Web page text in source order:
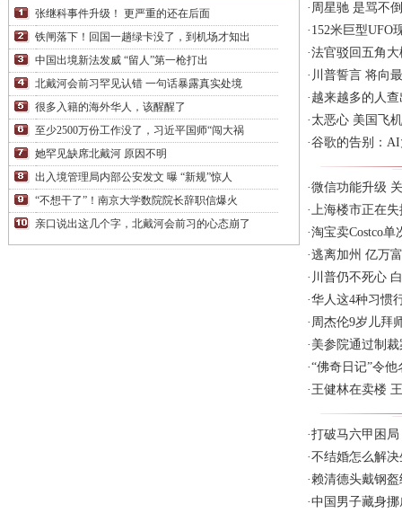
张继科事件升级！ 更严重的还在后面
铁闸落下！回国一趟绿卡没了，到机场才知出
中国出境新法发威 “留人”第一枪打出
北戴河会前习罕见认错 一句话暴露真实处境
很多入籍的海外华人，该醒醒了
至少2500万份工作没了，习近平国师“闯大祸
她罕见缺席北戴河 原因不明
出入境管理局内部公安发文 曝 “新规”惊人
“不想干了”！南京大学数院院长辞职信爆火
亲口说出这几个字，北戴河会前习的心态崩了
· 周星驰 是骂不
· 152米巨型UFO
·法官驳回五角
· 川普誓言 将向
· 越来越多的人
· 太恶心 美国飞
·谷歌的告别：
·微信功能升级
·上海楼市正在失
·淘宝卖Costco
·逃离加州 亿万
· 川普仍不死心
·华人这4种习惯
· 周杰伦9岁儿拜
· 美参院通过制
·“佛奇日记”令他
·王健林在卖楼
·打破马六甲困
·不结婚怎么解
·赖清德头戴钢盔
·中国男子藏身